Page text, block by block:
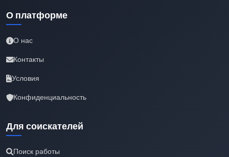
О платформе
О нас
Контакты
Условия
Конфиденциальность
Для соискателей
Поиск работы